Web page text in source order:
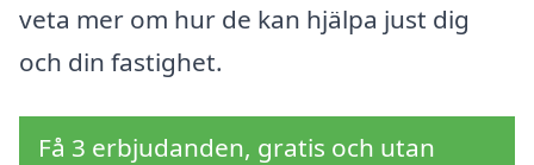
veta mer om hur de kan hjälpa just dig
och din fastighet.
Få 3 erbjudanden, gratis och utan